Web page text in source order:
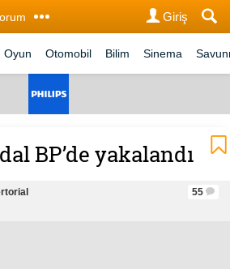
Giriş
Oyun Otomobil Bilim Sinema
BP’de yakalandı
55